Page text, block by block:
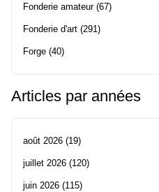
Fonderie amateur(67)
Fonderie d'art (291)
Forge (40)
Articles par années
août 2026 (19)
juillet 2026 (120)
juin 2026 (115)